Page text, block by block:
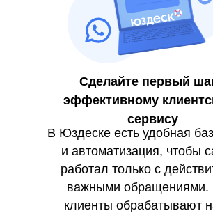
Сделайте первый
эффективному
сервису
В Юздеске есть удобная
и автоматизация, чтобы
работал только с
важными
клиенты обрабатывают